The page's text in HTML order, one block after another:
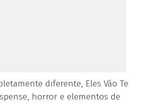
diferente, Eles Vão Te
horror e elementos de